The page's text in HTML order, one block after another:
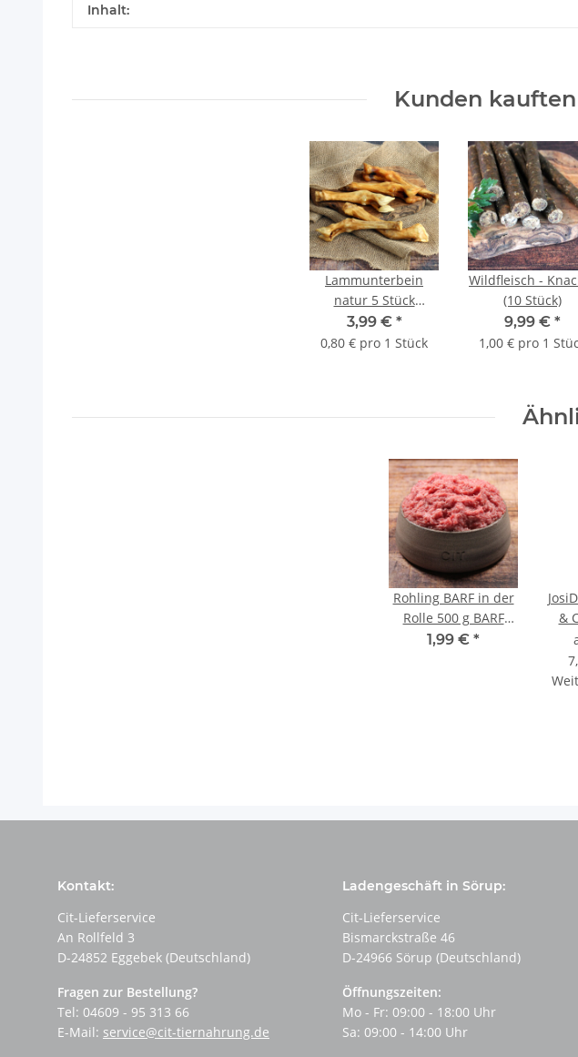
Inhalt:
Kunden
Lammunterbein
natur 5 Stück
getrocknet
3,99 € *
0,80 € pro 1 Stück
Wildfleisch -
(10 Stück)
9,99 € *
1,00 € pro 1
Rohling BARF in der
Rolle 500 g BARF
Frostfutter
1,99 € *
&
Kontakt:
Cit-Lieferservice
An Rollfeld 3
D-24852 Eggebek (Deutschland)
Fragen zur Bestellung?
Tel: 04609 - 95 313 66
E-Mail: service@cit-tiernahrung.de
Ladengeschäft in Sörup:
Cit-Lieferservice
Bismarckstraße 46
D-24966 Sörup (Deutschland)
Öffnungszeiten:
Mo - Fr: 09:00 - 18:00 Uhr
Sa: 09:00 - 14:00 Uhr